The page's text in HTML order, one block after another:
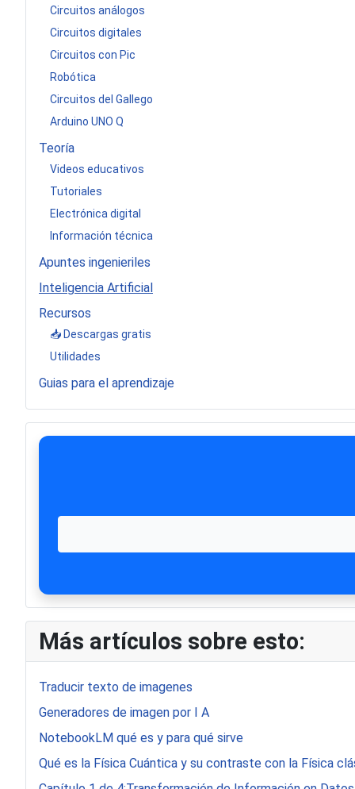
Circuitos análogos
Circuitos digitales
Circuitos con Pic
Robótica
Circuitos del Gallego
Arduino UNO Q
Teoría
Videos educativos
Tutoriales
Electrónica digital
Información técnica
Apuntes ingenieriles
Inteligencia Artificial
Recursos
📥 Descargas gratis
Utilidades
Guias para el aprendizaje
Más artículos sobre esto:
Traducir texto de imagenes
Generadores de imagen por I A
NotebookLM qué es y para qué sirve
Qué es la Física Cuántica y su contraste con la Física